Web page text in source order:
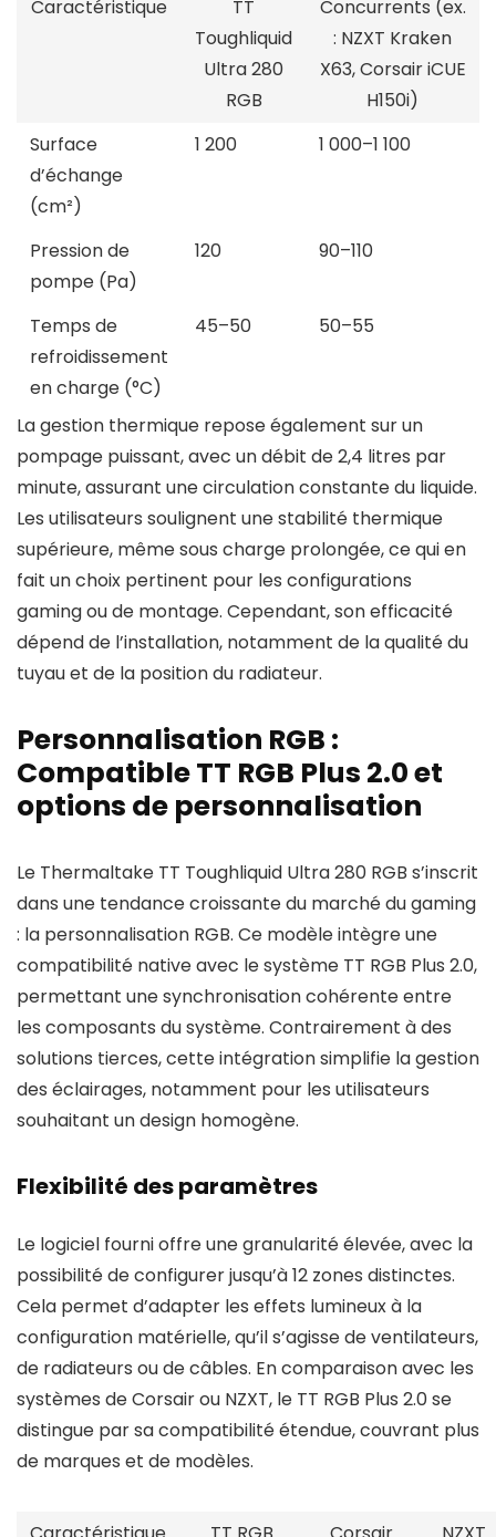
Caractéristique
TT
Toughliquid
Ultra 280
RGB
Concurrents (ex.
: NZXT Kraken
X63, Corsair iCUE
H150i)
Surface
d’échange
(cm²)
1 200 1 000–1 100
Pression de
pompe (Pa)
120 90–110
Temps de
refroidissement
en charge (°C)
45–50 50–55
La gestion thermique repose également sur un
pompage puissant, avec un débit de 2,4 litres par
minute, assurant une circulation constante du liquide.
Les utilisateurs soulignent une stabilité thermique
supérieure, même sous charge prolongée, ce qui en
fait un choix pertinent pour les configurations
gaming ou de montage. Cependant, son efficacité
dépend de l’installation, notamment de la qualité du
tuyau et de la position du radiateur.
Personnalisation RGB :
Compatible TT RGB Plus 2.0 et
options de personnalisation
Le Thermaltake TT Toughliquid Ultra 280 RGB s’inscrit
dans une tendance croissante du marché du gaming
: la personnalisation RGB. Ce modèle intègre une
compatibilité native avec le système TT RGB Plus 2.0,
permettant une synchronisation cohérente entre
les composants du système. Contrairement à des
solutions tierces, cette intégration simplifie la gestion
des éclairages, notamment pour les utilisateurs
souhaitant un design homogène.
Flexibilité des paramètres
Le logiciel fourni offre une granularité élevée, avec la
possibilité de configurer jusqu’à 12 zones distinctes.
Cela permet d’adapter les effets lumineux à la
configuration matérielle, qu’il s’agisse de ventilateurs,
de radiateurs ou de câbles. En comparaison avec les
systèmes de Corsair ou NZXT, le TT RGB Plus 2.0 se
distingue par sa compatibilité étendue, couvrant plus
de marques et de modèles.